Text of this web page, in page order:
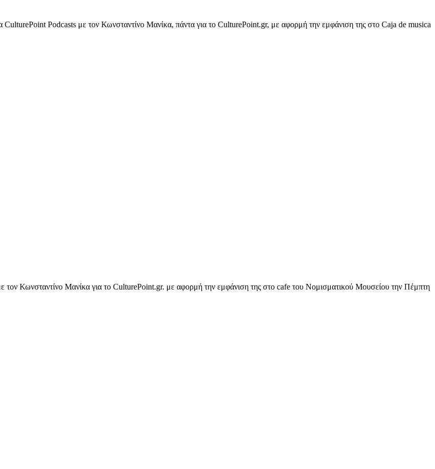
Podcasts με τον Κωνσταντίνο Μανίκα, πάντα για το CulturePoint.gr, με αφορμή την εμφάνιση της στο Caja de musica
Κωνσταντίνο Μανίκα για το CulturePoint.gr. με αφορμή την εμφάνιση της στο cafe του Νομισματικού Μουσείου την Πέμπτη